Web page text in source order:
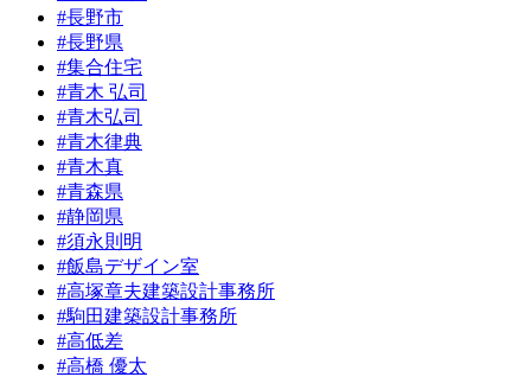
#長野市
#長野県
#集合住宅
#青木 弘司
#青木弘司
#青木律典
#青木真
#青森県
#静岡県
#須永則明
#飯島デザイン室
#高塚章夫建築設計事務所
#駒田建築設計事務所
#高低差
#高橋 優太